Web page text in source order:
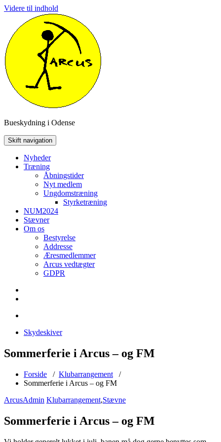
Videre til indhold
Bueskydning i Odense
Skift navigation
Nyheder
Træning
Åbningstider
Nyt medlem
Ungdomstræning
Styrketræning
NUM2024
Stævner
Om os
Bestyrelse
Addresse
Æresmedlemmer
Arcus vedtægter
GDPR
Skydeskiver
Sommerferie i Arcus – og FM
Forside / Klubarrangement /
Sommerferie i Arcus – og FM
ArcusAdmin Klubarrangement,Stævne
Sommerferie i Arcus – og FM